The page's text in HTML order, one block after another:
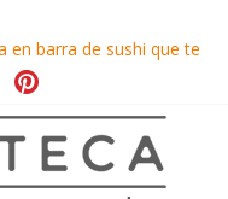
en barra de sushi que te
solo en Los Rifados
pluriculturales